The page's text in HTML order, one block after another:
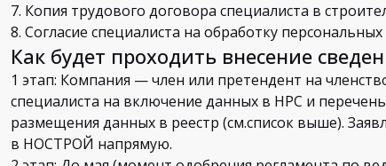
7. Копия трудового договора специалиста в
8. Согласие специалиста на обработку
Как будет проходить внесение
1 этап: Компания — член или претендент на
специалиста на включение данных в НРС и
размещения данных в реестр (см.список выше).
в НОСТРОЙ напрямую.